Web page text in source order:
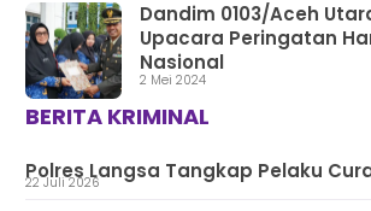
Dandim 0103/Aceh
Upacara Peringatan
Nasional
2 Mei 2024
BERITA KRIMINAL
Polres Langsa Tangkap Pelaku
22 Juli 2026